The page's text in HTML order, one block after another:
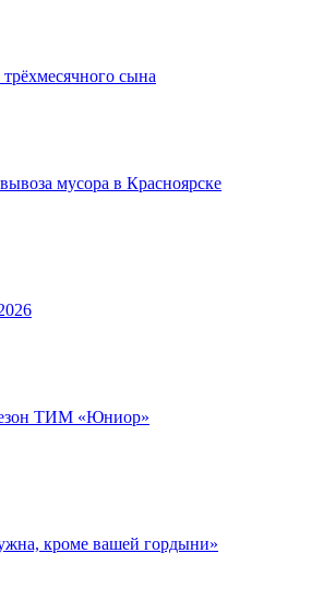
сына
мусора в Красноярске
ТИМ «Юниор»
кроме вашей гордыни»